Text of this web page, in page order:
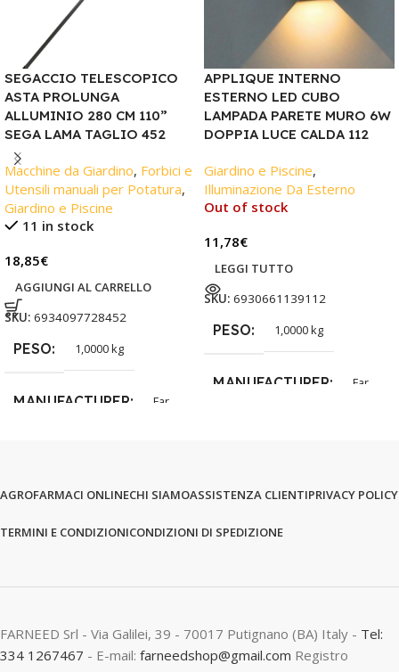
SEGACCIO TELESCOPICO
ASTA PROLUNGA
ALLUMINIO 280 CM 110”
SEGA LAMA TAGLIO 452
Macchine da Giardino, Forbici e
Utensili manuali per Potatura,
Giardino e Piscine
11 in stock
18,85€
AGGIUNGI AL CARRELLO
SKU: 6934097728452
PESO 1,0000 kg
MANUFACTURER Far
APPLIQUE INTERNO
ESTERNO LED CUBO
LAMPADA PARETE MURO 6W
DOPPIA LUCE CALDA 112
Giardino e Piscine,
Illuminazione Da Esterno
Out of stock
11,78€
LEGGI TUTTO
SKU: 6930661139112
PESO 1,0000 kg
MANUFACTURER Far
AGROFARMACI ONLINECHI SIAMOASSISTENZA CLIENTIPRIVACY POLICY
TERMINI E CONDIZIONICONDIZIONI DI SPEDIZIONE
FARNEED Srl - Via Galilei, 39 - 70017 Putignano (BA) Italy - Tel:
334 1267467 - E-mail: farneedshop@gmail.com Registro